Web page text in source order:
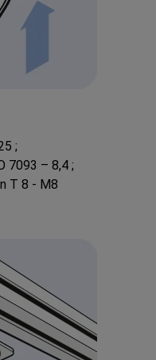
;
7093 – 8,4 ;
T 8 - M8